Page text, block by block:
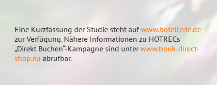
Eine Kurzfassung der Studie steht aufwww.hotellerie.de
zur Verfügung. Nähere Informationen zu HOTRECs
„Direkt Buchen“-Kampagne sind unterwww.book-direct-
shop.eu abrufbar.